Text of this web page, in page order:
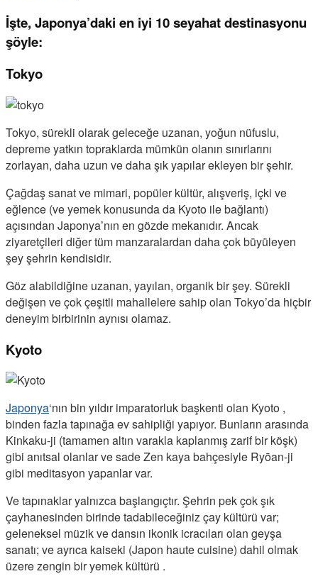
İşte, Japonya’daki en iyi 10 seyahat destinasyonu
şöyle:
Tokyo
Tokyo, sürekli olarak geleceğe uzanan, yoğun nüfuslu,
depreme yatkın topraklarda mümkün olanın sınırlarını
zorlayan, daha uzun ve daha şık yapılar ekleyen bir şehir.
Çağdaş sanat ve mimari, popüler kültür, alışveriş, içki ve
eğlence (ve yemek konusunda da Kyoto ile bağlantı)
açısından Japonya’nın en gözde mekanıdır. Ancak
ziyaretçileri diğer tüm manzaralardan daha çok büyüleyen
şey şehrin kendisidir.
Göz alabildiğine uzanan, yayılan, organik bir şey. Sürekli
değişen ve çok çeşitli mahallelere sahip olan Tokyo’da hiçbir
deneyim birbirinin aynısı olamaz.
Kyoto
Japonya‘nın bin yıldır imparatorluk başkenti olan Kyoto ,
binden fazla tapınağa ev sahipliği yapıyor. Bunların arasında
Kinkaku-ji (tamamen altın varakla kaplanmış zarif bir köşk)
gibi anıtsal olanlar ve sade Zen kaya bahçesiyle Ryōan-ji
gibi meditasyon yapanlar var.
Ve tapınaklar yalnızca başlangıçtır. Şehrin pek çok şık
çayhanesinden birinde tadabileceğiniz çay kültürü var;
geleneksel müzik ve dansın ikonik icracıları olan geyşa
sanatı; ve ayrıca kaiseki (Japon haute cuisine) dahil olmak
üzere zengin bir yemek kültürü .